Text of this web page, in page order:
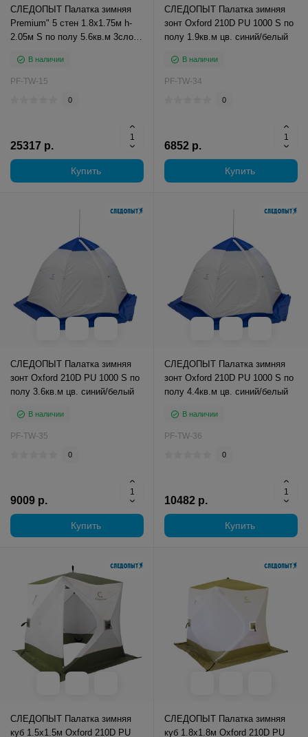
СЛЕДОПЫТ Палатка зимняя
Premium" 5 стен 1.8х1.75м h-
2.05м S по полу 5.6кв.м 3слоя
В наличии
PF-TW-15
0
25317 р.
Купить
СЛЕДОПЫТ Палатка зимняя
зонт Oxford 210D PU 1000 S по
полу 1.9кв.м цв. синий/белый
В наличии
PF-TW-34
0
6852 р.
Купить
СЛЕДОПЫТ Палатка зимняя
зонт Oxford 210D PU 1000 S по
полу 3.6кв.м цв. синий/белый
В наличии
PF-TW-35
0
9009 р.
Купить
СЛЕДОПЫТ Палатка зимняя
зонт Oxford 210D PU 1000 S по
полу 4.4кв.м цв. синий/белый
В наличии
PF-TW-36
0
10482 р.
Купить
СЛЕДОПЫТ Палатка зимняя
куб 1.5х1.5м Oxford 210D PU
СЛЕДОПЫТ Палатка зимняя
куб 1.8х1.8м Oxford 210D PU